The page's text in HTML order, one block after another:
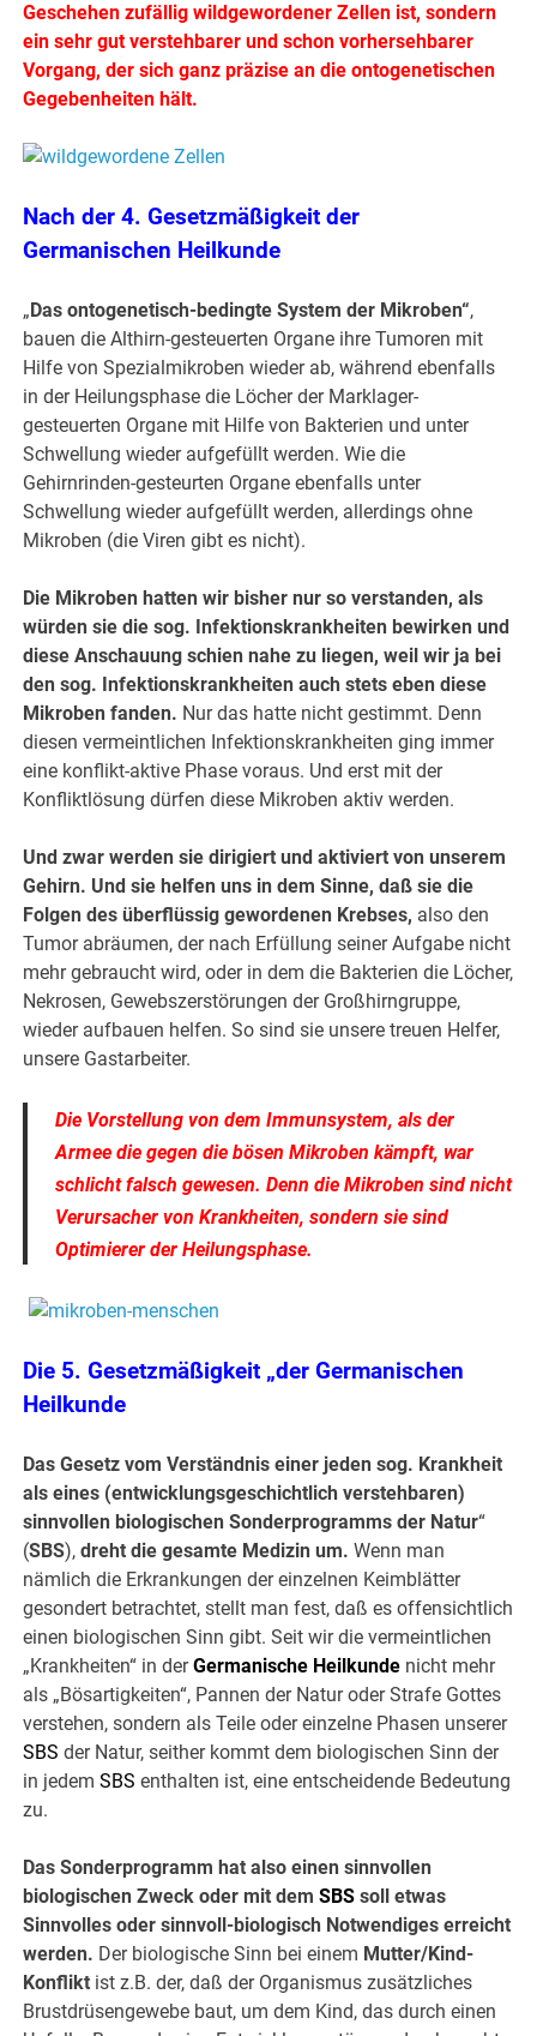
Geschehen zufällig wildgewordener Zellen ist, sondern
ein sehr gut verstehbarer und schon vorhersehbarer
Vorgang, der sich ganz präzise an die ontogenetischen
Gegebenheiten hält.
Nach der4. Gesetzmäßigkeit der
Germanischen Heilkunde
„ Das ontogenetisch-bedingte System der Mikroben“,
bauen die Althirn-gesteuerten Organe ihre Tumoren mit
Hilfe von Spezialmikroben wieder ab, während ebenfalls
in der Heilungsphase die Löcher der Marklager-
gesteuerten Organe mit Hilfe von Bakterien und unter
Schwellung wieder aufgefüllt werden. Wie die
Gehirnrinden-gesteurten Organe ebenfalls unter
Schwellung wieder aufgefüllt werden, allerdings ohne
Mikroben (die Viren gibt es nicht).
Die Mikroben hatten wir bisher nur so verstanden, als
würden sie die sog. Infektionskrankheiten bewirken und
diese Anschauung schien nahe zu liegen, weil wir ja bei
den sog. Infektionskrankheiten auch stets eben diese
Mikroben fanden. Nur das hatte nicht gestimmt. Denn
diesen vermeintlichen Infektionskrankheiten ging immer
eine konflikt-aktive Phase voraus. Und erst mit der
Konfliktlösung dürfen diese Mikroben aktiv werden.
Und zwar werden sie dirigiert und aktiviert von unserem
Gehirn. Und sie helfen uns in dem Sinne, daß sie die
Folgen des überflüssig gewordenen Krebses, also den
Tumor abräumen, der nach Erfüllung seiner Aufgabe nicht
mehr gebraucht wird, oder in dem die Bakterien die Löcher,
Nekrosen, Gewebszerstörungen der Großhirngruppe,
wieder aufbauen helfen. So sind sie unsere treuen Helfer,
unsere Gastarbeiter.
Die Vorstellung von dem Immunsystem, als der
Armee die gegen die bösen Mikroben kämpft, war
schlicht falsch gewesen. Denn die Mikroben sind nicht
Verursacher von Krankheiten, sondern sie sind
Optimierer der Heilungsphase.
Die 5. Gesetzmäßigkeit „der Germanischen
Heilkunde
Das Gesetz vom Verständnis einer jeden sog. Krankheit
als eines (entwicklungsgeschichtlich verstehbaren)
sinnvollen biologischen Sonderprogramms der Natur“
(SBS),dreht die gesamte Medizin um. Wenn man
nämlich die Erkrankungen der einzelnen Keimblätter
gesondert betrachtet, stellt man fest, daß es offensichtlich
einen biologischen Sinn gibt. Seit wir die vermeintlichen
„Krankheiten“ in derGermanische Heilkunde nicht mehr
als „Bösartigkeiten“, Pannen der Natur oder Strafe Gottes
verstehen, sondern als Teile oder einzelne Phasen unserer
SBS der Natur, seither kommt dem biologischen Sinn der
in jedemSBS enthalten ist, eine entscheidende Bedeutung
zu.
Das Sonderprogramm hat also einen sinnvollen
biologischen Zweck oder mit demSBS soll etwas
Sinnvolles oder sinnvoll-biologisch Notwendiges erreicht
werden. Der biologische Sinn bei einem Mutter/Kind-
Konflikt ist z.B. der, daß der Organismus zusätzliches
Brustdrüsengewebe baut, um dem Kind, das durch einen